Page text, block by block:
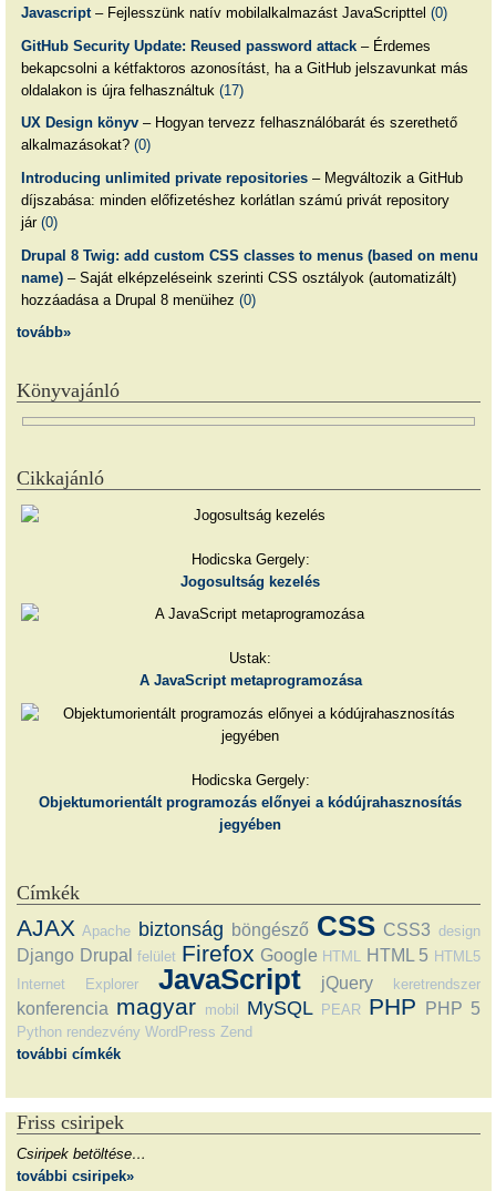
Javascript– Fejlesszünk natív mobilalkalmazást JavaScripttel (0)
GitHub Security Update: Reused password attack– Érdemes
bekapcsolni a kétfaktoros azonosítást, ha a GitHub jelszavunkat más
oldalakon is újra felhasználtuk (17)
UX Design könyv– Hogyan tervezz felhasználóbarát és szerethető
alkalmazásokat? (0)
Introducing unlimited private repositories– Megváltozik a GitHub
díjszabása: minden előfizetéshez korlátlan számú privát repository
jár (0)
Drupal 8 Twig: add custom CSS classes to menus (based on menu
name)– Saját elképzeléseink szerinti CSS osztályok (automatizált)
hozzáadása a Drupal 8 menüihez (0)
tovább»
Könyvajánló
Cikkajánló
Hodicska Gergely:
Jogosultság kezelés
Ustak:
A JavaScript metaprogramozása
Hodicska Gergely:
Objektumorientált programozás előnyei a kódújrahasznosítás
jegyében
Címkék
AJAX Apache biztonság böngésző CSS CSS3 design
Django Drupal felület Firefox Google HTML HTML 5 HTML5
Internet Explorer
JavaScript jQuery keretrendszer
konferencia magyar mobil MySQL PEAR PHP PHP 5
Python rendezvény WordPress Zend
további címkék
Friss csiripek
Csiripek betöltése…
további csiripek»